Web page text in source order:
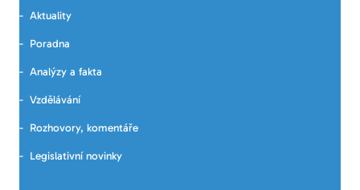
Aktuality
Poradna
Analýzy a fakta
Vzdělávání
Rozhovory, komentáře
Legislativní novinky